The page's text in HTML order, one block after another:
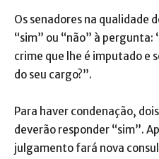
Os senadores na qualidade
“sim” ou “não” à pergunta:
crime que lhe é imputado e
do seu cargo?”.
Para haver condenação,
deverão responder “sim”.
julgamento fará nova